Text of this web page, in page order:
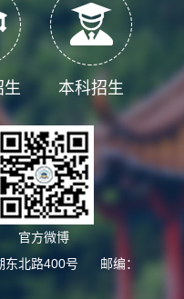
本科招生
生
官方微博
东北路400号 邮编：